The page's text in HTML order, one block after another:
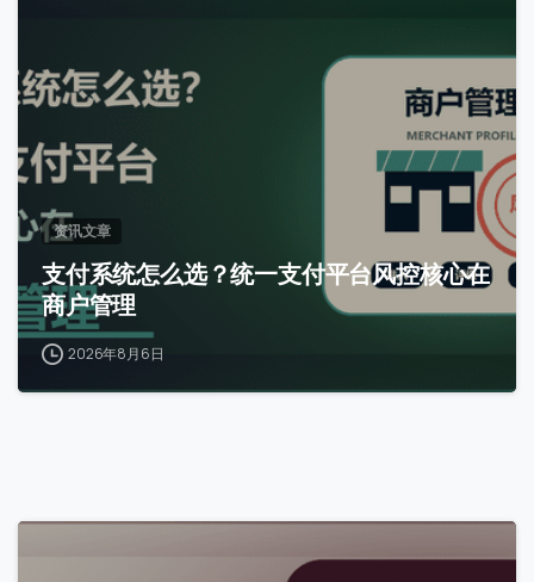
资讯文章
支付系统怎么选？统一支付平台风控核心在
商户管理
2026年8月6日
0